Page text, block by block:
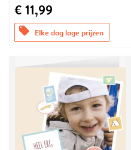
€ 11,99
offers Elke dag lage prijzen